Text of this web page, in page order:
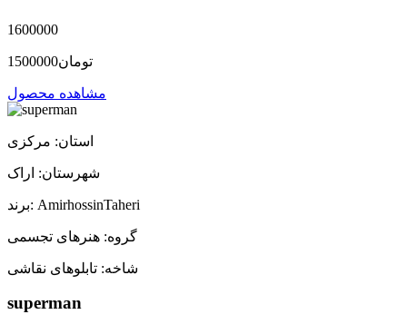
1600000
1500000تومان
مشاهده محصول
استان: مرکزی
شهرستان: اراک
برند: AmirhossinTaheri
گروه: هنرهای تجسمی
شاخه: تابلوهای نقاشی
superman